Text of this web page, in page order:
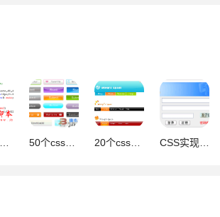
50个css做的button美化效果 20个css做的漂亮导航菜单 CSS实现的一个漂亮的登录框效果